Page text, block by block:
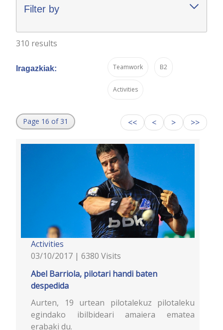
Filter by
310 results
Iragazkiak: Teamwork B2
Activities
Page 16 of 31 << < > >>
Activities
03/10/2017 | 6380 Visits
Abel Barriola, pilotari handi baten
despedida
Aurten, 19 urtean pilotalekuz pilotaleku
egindako ibilbideari amaiera ematea
erabaki du.